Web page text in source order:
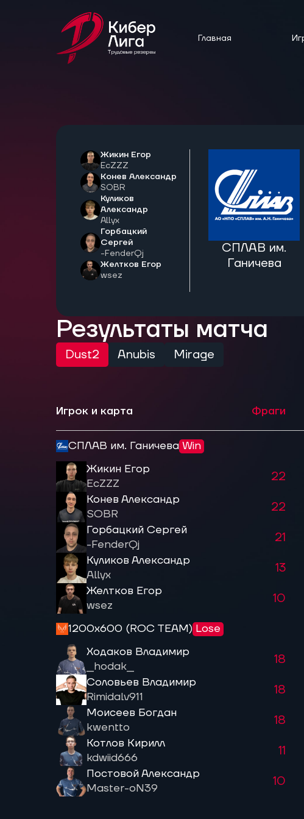
Главная
Жикин Егор
EcZZZ
Конев Александр
SOBR
Куликов
Александр
Allyx
Горбацкий
Сергей
-FenderQj
Желтков Егор
wsez
СПЛАВ им.
Ганичева
Результаты матча
Dust2 Anubis
Mirage
Игрок и карта Фраги
СПЛАВ им. Ганичева Win
Жикин Егор
EcZZZ
22
Конев Александр
SOBR
22
Горбацкий Сергей
-FenderQj
21
Куликов Александр
Allyx
13
Желтков Егор
wsez
10
1200x600 (ROC TEAM) Lose
Ходаков Владимир
__hodak__
18
Соловьев Владимир
Rimidalv911
18
Моисеев Богдан
kwentto
18
Котлов Кирилл
kdwiid666
11
Постовой Александр
Master-oN39
10